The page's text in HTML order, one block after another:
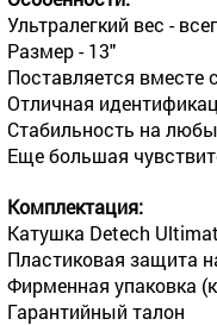
Ультралегкий вес -
Размер - 13"
Поставляется вместе
Отличная
Стабильность на
Еще большая
Комплектация:
Катушка Detech
Пластиковая защита
Фирменная упаковка
Гарантийный талон